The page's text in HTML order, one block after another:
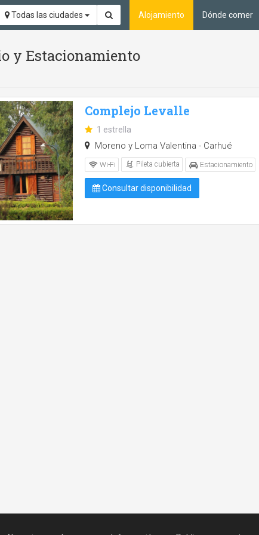
Todas las ciudades Alojamiento Dónde comer
y Estacionamiento
Complejo Levalle
1 estrella
Moreno y Loma Valentina - Carhué
Wi-Fi Pileta cubierta Estacionamiento
Consultar disponibilidad